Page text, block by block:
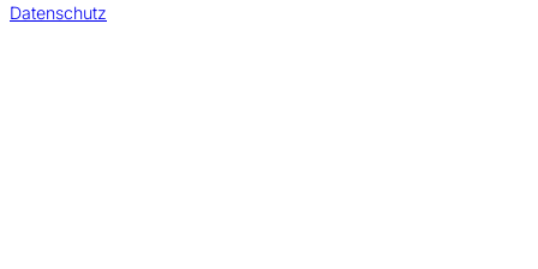
Datenschutz